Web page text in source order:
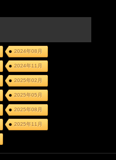
2024年08月
2024年11月
2025年02月
2025年05月
2025年08月
2025年11月